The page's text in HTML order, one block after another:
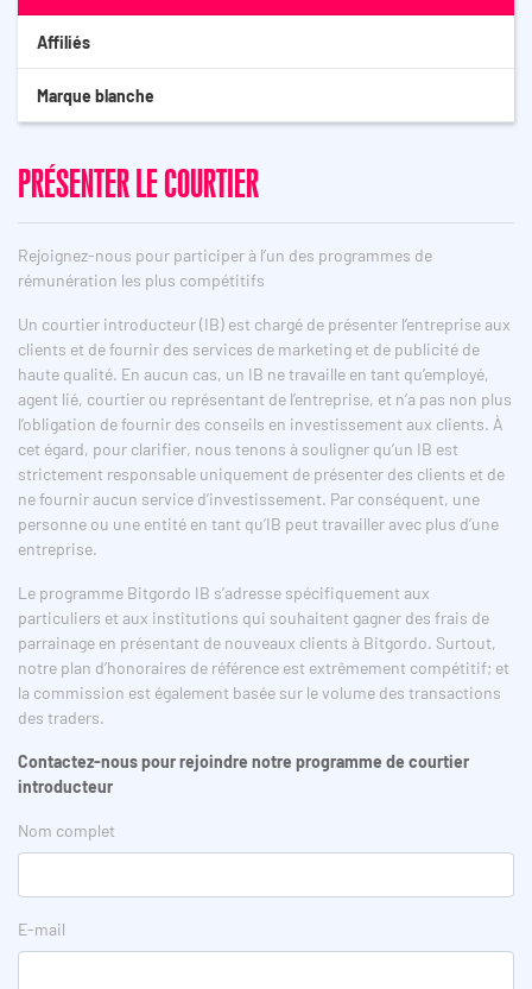
Affiliés
Marque blanche
PRÉSENTER LE COURTIER
Rejoignez-nous pour participer à l’un des programmes de
rémunération les plus compétitifs
Un courtier introducteur (IB) est chargé de présenter l’entreprise aux
clients et de fournir des services de marketing et de publicité de
haute qualité. En aucun cas, un IB ne travaille en tant qu’employé,
agent lié, courtier ou représentant de l’entreprise, et n’a pas non plus
l’obligation de fournir des conseils en investissement aux clients. À
cet égard, pour clarifier, nous tenons à souligner qu’un IB est
strictement responsable uniquement de présenter des clients et de
ne fournir aucun service d’investissement. Par conséquent, une
personne ou une entité en tant qu’IB peut travailler avec plus d’une
entreprise.
Le programme Bitgordo IB s’adresse spécifiquement aux
particuliers et aux institutions qui souhaitent gagner des frais de
parrainage en présentant de nouveaux clients à Bitgordo. Surtout,
notre plan d’honoraires de référence est extrêmement compétitif; et
la commission est également basée sur le volume des transactions
des traders.
Contactez-nous pour rejoindre notre programme de courtier
introducteur
Nom complet
E-mail